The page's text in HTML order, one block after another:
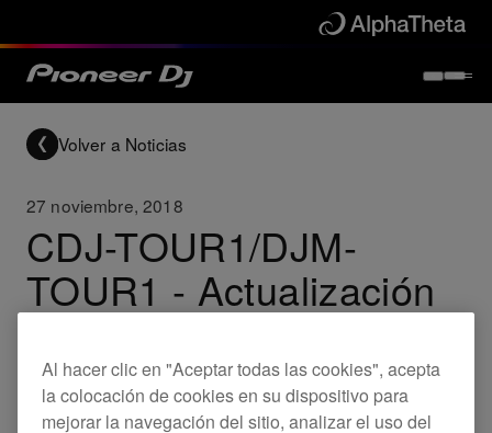
Volver a Noticias
27 noviembre, 2018
CDJ-TOUR1/DJM-
TOUR1 - Actualización
(Ver.1.56/Ver.2.08)
Al hacer clic en "Aceptar todas las cookies", acepta
la colocación de cookies en su dispositivo para
mejorar la navegación del sitio, analizar el uso del